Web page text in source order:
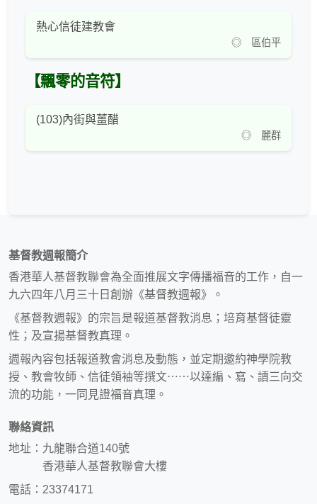
熱心信徒建教會
◎ 區伯平
【飄零的音符】
(103)內街與薑醋
◎ 麗群
基督教週報簡介
香港華人基督教聯會為全面推展文字傳播福音的工作，自一
九六四年八月三十日創辦《基督教週報》。
《基督教週報》的宗旨是報道基督教消息；培育基督徒靈
性；及宣揚基督教真理。
週報內容包括報道教會消息及動態，並定期邀約神學院教
授、教會牧師、信徒領袖等撰文⋯⋯以達編、寫、讀三向交
流的功能，一同見證福音真理。
聯絡資訊
地址：九龍聯合道140號
香港華人基督教聯會大樓
電話：23374171